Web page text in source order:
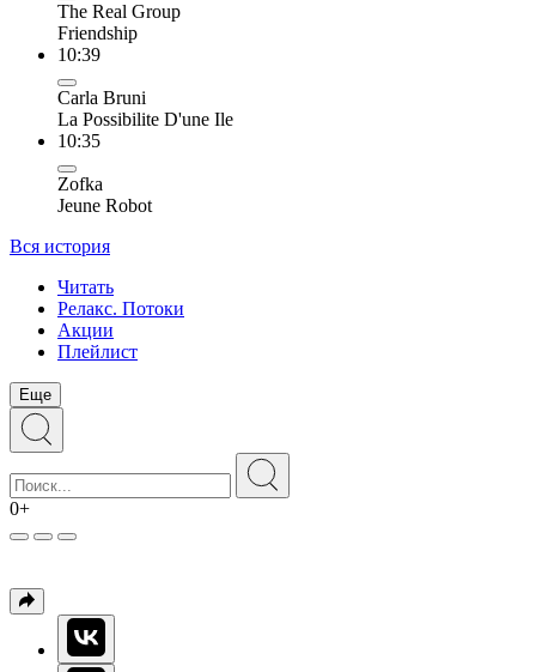
The Real Group
Friendship
10:39
Carla Bruni
La Possibilite D'une Ile
10:35
Zofka
Jeune Robot
Вся история
Читать
Релакс. Потоки
Акции
Плейлист
Еще
0+